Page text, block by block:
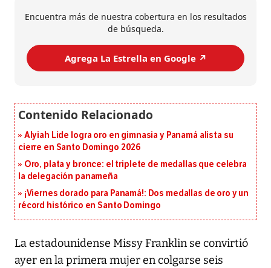
Encuentra más de nuestra cobertura en los resultados
de búsqueda.
Agrega La Estrella en Google ↗️
Alyiah Lide logra oro en gimnasia y Panamá alista su
cierre en Santo Domingo 2026
Oro, plata y bronce: el triplete de medallas que celebra
la delegación panameña
¡Viernes dorado para Panamá!: Dos medallas de oro y un
récord histórico en Santo Domingo
La estadounidense Missy Franklin se convirtió
ayer en la primera mujer en colgarse seis